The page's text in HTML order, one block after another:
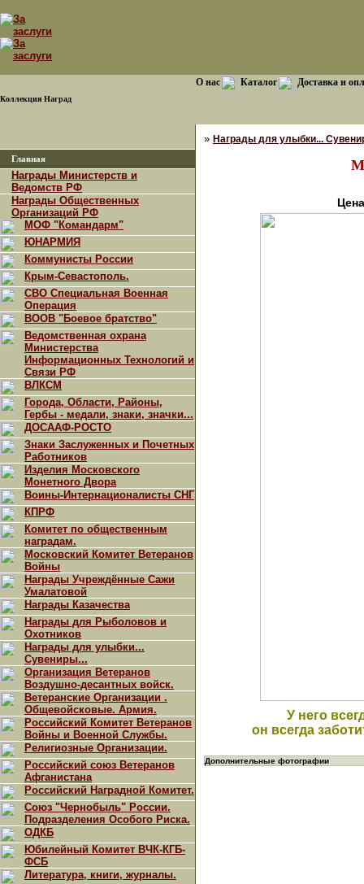
Коллекция Наград
О нас Каталог Доставка и
Главная
Награды Министерств и
Ведомств РФ
Награды Общественных
Организаций РФ
МОФ "Командарм"
ЮНАРМИЯ
Коммунисты России
Крым-Севастополь.
СВО Специальная Военная
Операция
ВООВ "Боевое братство"
Ведомственная охрана
Министерства
Информационных Технологий и
Связи РФ
ВЛКСМ
Города, Области, Районы,
Гербы - медали, знаки, значки...
ДОСААФ-РОСТО
Знаки Заслуженных и Почетных
Работников
Изделия Московского
Монетного Двора
Воины-Интернационалисты СНГ
КПРФ
Комитет по общественным
наградам.
Московский Комитет Ветеранов
Войны
Награды Учреждённые Сажи
Умалатовой
Награды Казачества
Награды для Рыболовов и
Охотников
Награды для улыбки...
Сувениры...
Организация Ветеранов
Воздушно-десантных войск.
Ветеранские Организации .
Общевойсковые. Армия.
Российский Комитет Ветеранов
Войны и Военной Службы.
Религиозные Организации.
Российский союз Ветеранов
Афганистана
Российский Наградной Комитет.
Союз "Чернобыль" России.
Подразделения Особого Риска.
ОДКБ
Юбилейный Комитет ВЧК-КГБ-
ФСБ
Литература, книги, журналы.
» Награды для улыбки...
У него
он всегда
Дополнительные фотографии